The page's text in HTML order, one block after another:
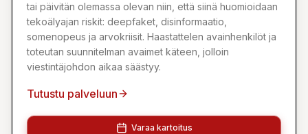
tai päivitän olemassa olevan niin, että siinä huomioidaan
tekoälyajan riskit: deepfaket, disinformaatio,
somenopeus ja arvokriisit. Haastattelen avainhenkilöt ja
toteutan suunnitelman avaimet käteen, jolloin
viestintäjohdon aikaa säästyy.
Tutustu palveluun
Varaa kartoitus